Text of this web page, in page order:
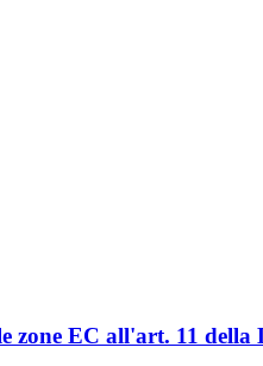
zone EC all'art. 11